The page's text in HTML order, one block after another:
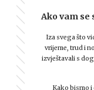
Ako vam se
Iza svega što
vrijeme, trud i
izvještavali s
Kako bismo i